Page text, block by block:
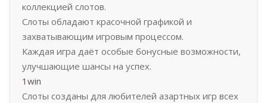
коллекцией слотов.
Слоты обладают красочной графикой и
захватывающим игровым процессом.
Каждая игра даёт особые бонусные возможности,
улучшающие шансы на успех.
1win
Слоты созданы для любителей азартных игр всех